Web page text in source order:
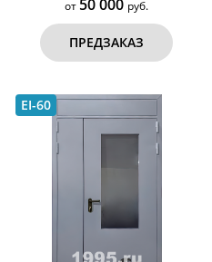
от 50 000 руб.
ПРЕДЗАКАЗ
EI-60